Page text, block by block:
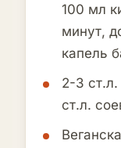
100 мл
минут,
капель
2-3 ст.л.
ст.л.